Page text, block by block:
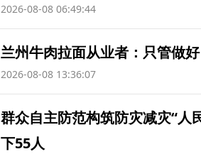
2026-08-08 06:49:44
兰州牛肉拉面从业者：只管做
2026-08-08 13:36:07
群众自主防范构筑防灾减灾“人
下55人